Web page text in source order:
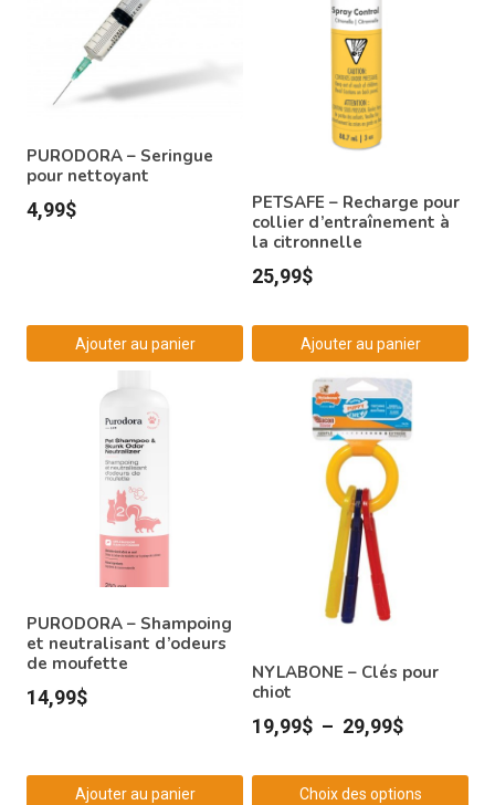
PURODORA – Seringue
pour nettoyant
4,99$
Ajouter au panier
PETSAFE – Recharge pour
collier d’entraînement à
la citronnelle
25,99$
Ajouter au panier
PURODORA – Shampoing
et neutralisant d’odeurs
de moufette
14,99$
Ajouter au panier
NYLABONE – Clés pour
chiot
19,99$ – 29,99$Plage
prix :
Choix des options